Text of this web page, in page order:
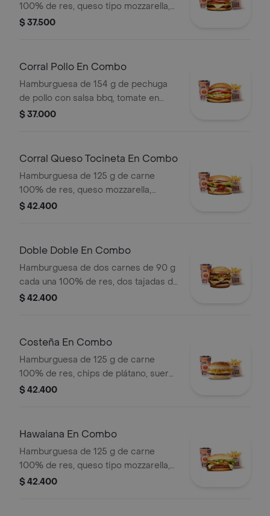
100% de res, queso tipo mozzarella,
tomate en rodajas, cebolla en rodajas,
$ 37.500
Corral Pollo En Combo
Hamburguesa de 154 g de pechuga
de pollo con salsa bbq, tomate en
rodajas, cebolla en rodajas, lechuga y
$ 37.000
Corral Queso Tocineta En Combo
Hamburguesa de 125 g de carne
100% de res, queso mozzarella,
tocineta, tomate en rodajas, cebolla
bebida
$ 42.400
Doble Doble En Combo
Hamburguesa de dos carnes de 90 g
cada una 100% de res, dos tajadas de
queso tipo mozzarella, cebolla grillé,
cascos) + bebida PET
$ 42.400
Costeña En Combo
Hamburguesa de 125 g de carne
100% de res, chips de plátano, suero,
queso costeño rallado y salsa blanca
$ 42.400
Hawaiana En Combo
Hamburguesa de 125 g de carne
100% de res, queso tipo mozzarella,
piña, lechuga, salsa blanca y salsa de
$ 42.400